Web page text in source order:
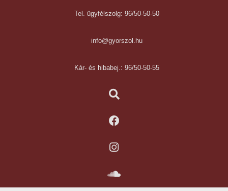
Tel. ügyfélszolg: 96/50-50-50
info@gyorszol.hu
Kár- és hibabej.: 96/50-50-55